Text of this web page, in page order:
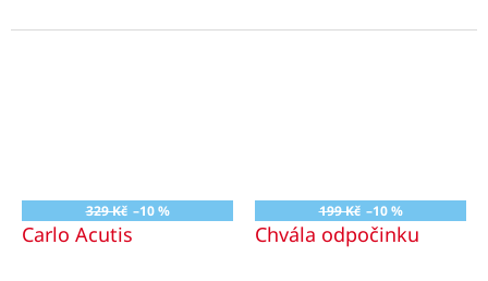
nejbližší, přátele,
jednotlivců i organizovaná
329 Kč –10 %
Carlo Acutis
199 Kč –10 %
Chvála odpočinku